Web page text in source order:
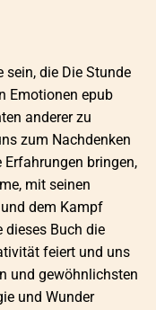
sein, die Die Stunde
Emotionen epub
anderer zu
zum Nachdenken
Erfahrungen bringen,
mit seinen
dem Kampf
dieses Buch die
feiert und uns
und gewöhnlichsten
und Wunder